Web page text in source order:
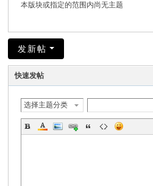
本版块或指定的范围内尚无主题
发新帖
快速发帖
选择主题分类